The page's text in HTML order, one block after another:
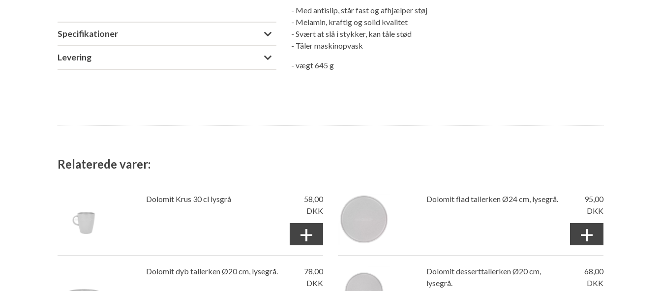
Specifikationer
Levering
- Med antislip, står fast og afhjælper støj
- Melamin, kraftig og solid kvalitet
- Svært at slå i stykker, kan tåle stød
- Tåler maskinopvask
- vægt 645 g
Relaterede varer:
Dolomit Krus 30 cl lysgrå
58,00
DKK
+
Dolomit flad tallerken Ø24 cm, lysegrå.
95,00
DKK
+
Dolomit dyb tallerken Ø20 cm, lysegrå.
78,00
DKK
Dolomit desserttallerken Ø20 cm,
lysegrå.
68,00
DKK